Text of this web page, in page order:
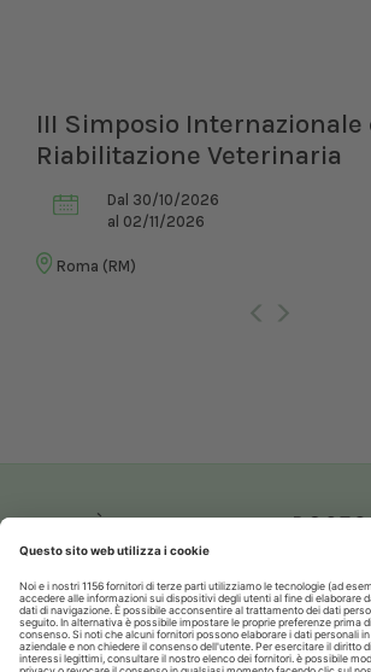
III Simposio Internazionale
Riabilitazione Veterinaria
Dal 30/10/2026
al 02/11/2026
Roma (RM)